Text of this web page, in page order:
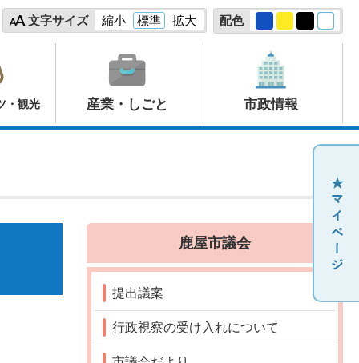
文字サイズ 縮小 標準 拡大 配色
・観光 産業・しごと 市政情報
鹿屋市議会
提出議案
行政視察の受け入れについて